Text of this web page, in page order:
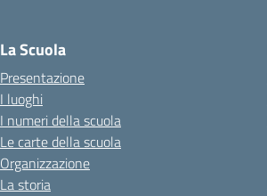
La Scuola
Presentazione
I luoghi
I numeri della scuola
Le carte della scuola
Organizzazione
La storia